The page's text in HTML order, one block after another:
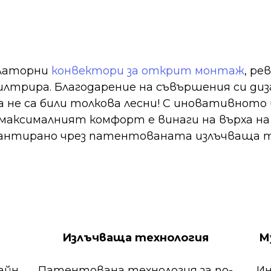
конвектори за открит монтаж,
Благодарение на съвършения си
са били толкова лесни! С иновативното
комфорт е винаги на върха
чрез патентованата излъчваща
Излъчваща технология